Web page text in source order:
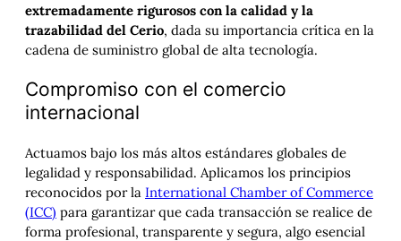
extremadamente rigurosos con la calidad y la
trazabilidad del Cerio, dada su importancia crítica en la
cadena de suministro global de alta tecnología.
Compromiso con el comercio
internacional
Actuamos bajo los más altos estándares globales de
legalidad y responsabilidad. Aplicamos los principios
reconocidos por la International Chamber of Commerce
(ICC) para garantizar que cada transacción se realice de
forma profesional, transparente y segura, algo esencial